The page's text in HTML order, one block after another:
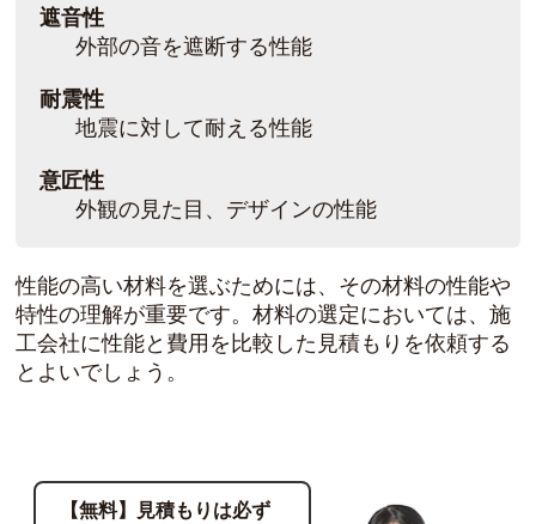
遮音性
外部の音を遮断する性能
耐震性
地震に対して耐える性能
意匠性
外観の見た目、デザインの性能
性能の高い材料を選ぶためには、その材料の性能や
特性の理解が重要です。材料の選定においては、施
工会社に性能と費用を比較した見積もりを依頼する
とよいでしょう。
【無料】見積もりは必ず